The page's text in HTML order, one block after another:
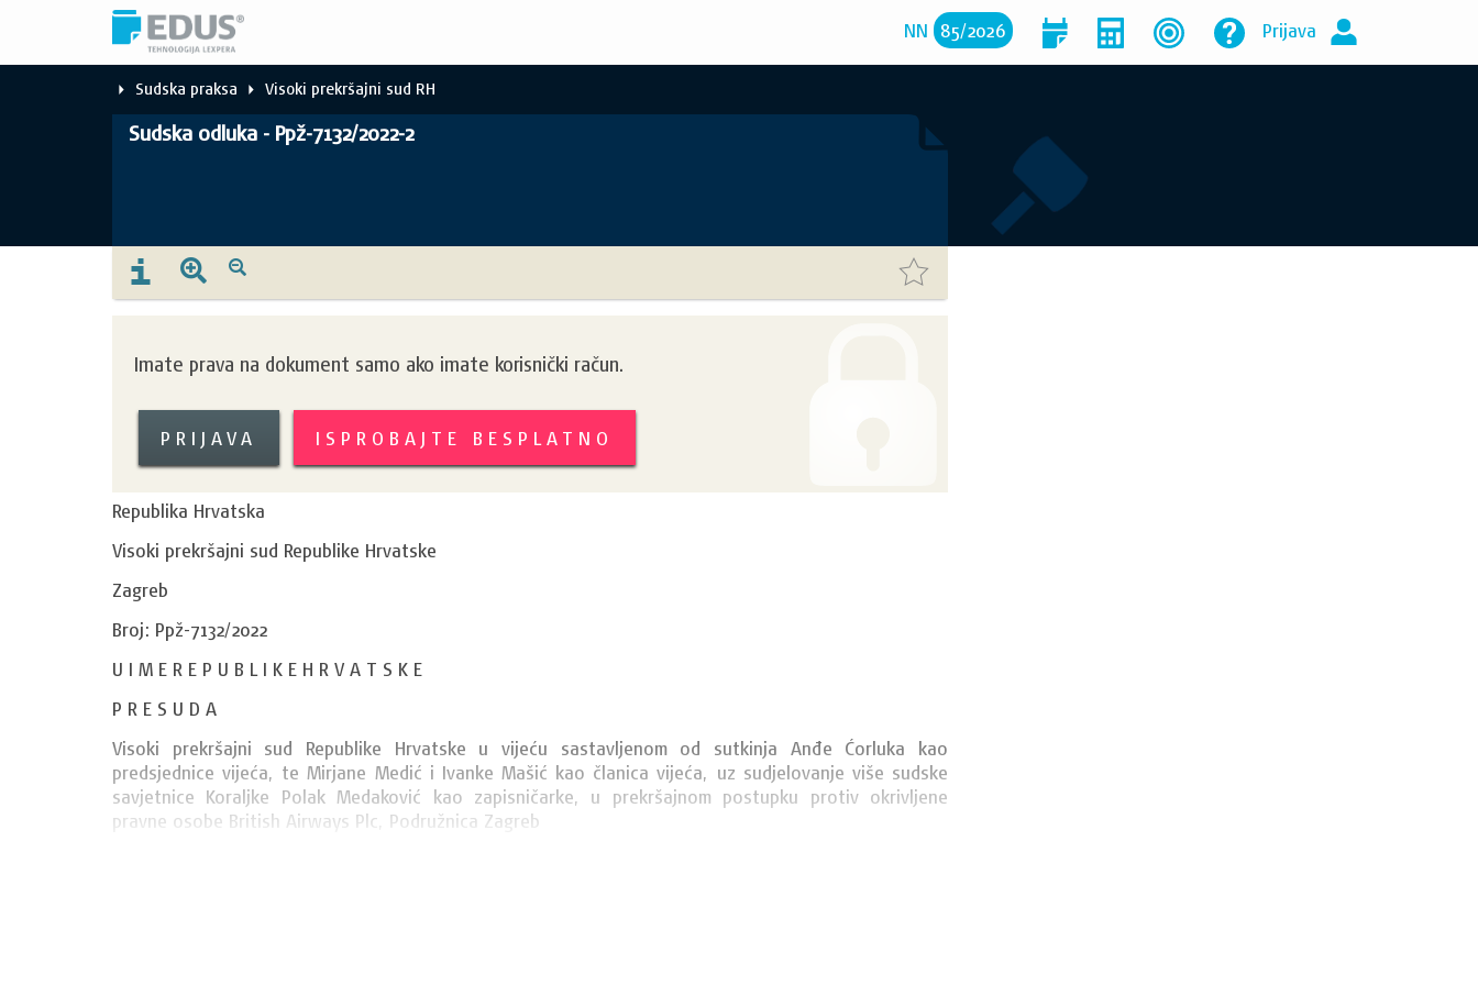
NN 85/2026 Prijava
Sudska praksa Visoki prekršajni sud RH
Sudska odluka - Ppž-7132/2022-2
Imate prava na dokument samo ako imate korisnički račun.
PRIJAVA ISPROBAJTE BESPLATNO
Republika Hrvatska
Visoki prekršajni sud Republike Hrvatske
Zagreb
Broj: Ppž-7132/2022
U I M E R E P U B L I K E H R V A T S K E
P R E S U D A
Visoki prekršajni sud Republike Hrvatske u vijeću sastavljenom od sutkinja Anđe Ćorluka kao
predsjednice vijeća, te Mirjane Medić i Ivanke Mašić kao članica vijeća, uz sudjelovanje više sudske
savjetnice Koraljke Polak Medaković kao zapisničarke, u prekršajnom postupku protiv okrivljene
pravne osobe British Airways Plc, Podružnica Zagreb